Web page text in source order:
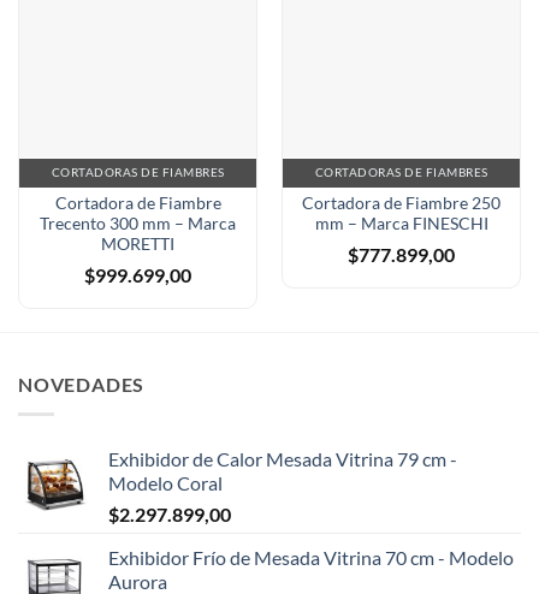
CORTADORAS DE FIAMBRES
Cortadora de Fiambre
Trecento 300 mm – Marca
MORETTI
$999.699,00
CORTADORAS DE FIAMBRES
Cortadora de Fiambre 250
mm – Marca FINESCHI
$777.899,00
NOVEDADES
Exhibidor de Calor Mesada Vitrina 79 cm -
Modelo Coral
$2.297.899,00
Exhibidor Frío de Mesada Vitrina 70 cm - Modelo
Aurora